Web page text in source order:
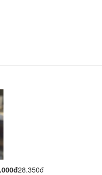
28.350đ